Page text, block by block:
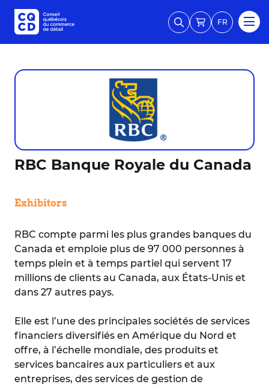
FR
RBC Banque Royale du Canada
Exhibitors
RBC compte parmi les plus grandes banques du
Canada et emploie plus de 97 000 personnes à
temps plein et à temps partiel qui servent 17
millions de clients au Canada, aux États-Unis et
dans 27 autres pays.
Elle est l’une des principales sociétés de services
financiers diversifiés en Amérique du Nord et
offre, à l’échelle mondiale, des produits et
services bancaires aux particuliers et aux
entreprises, des services de gestion de